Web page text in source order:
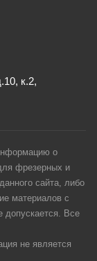
к.2,
о
фрезерных и
сайта, либо
материалов с
допускается. Все
не является